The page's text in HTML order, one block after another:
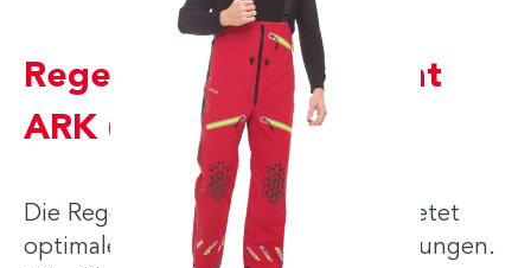
Regenüberhose Courant
ARK (rot)
Die Regenüberhose Courant ARK bietet
optimalen Schutz bei nassen Bedingungen.